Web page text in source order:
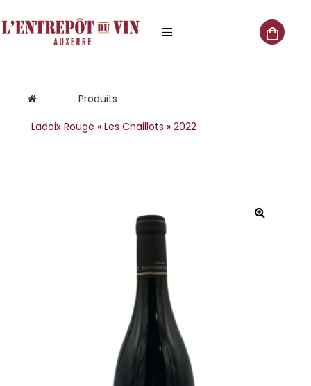
Produits
Ladoix Rouge « Les Chaillots » 2022